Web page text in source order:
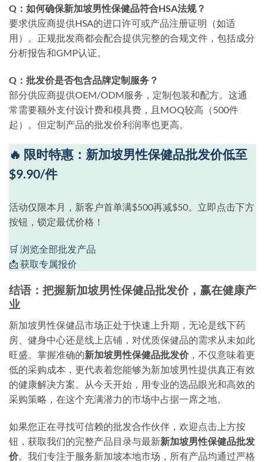
Q：如何确保新加坡男性保健品符合HSA法规？
要求供应商提供HSA的进口许可或产品注册证明（如适
用）。正规批发商都会配合提供完整的合规文件，包括成分
分析报告和GMP认证。
Q：批发价是否包含品牌定制服务？
部分供应商提供OEM/ODM服务，定制包装和配方。这通
常需要额外支付设计费和模具费，且MOQ较高（500件
起）。但定制产品的批发价利润率也更高。
🔥 限时特惠：新加坡男性保健品批发价低至
$9.90/件
活动仅限本月，新客户首单满$500再减$50。立即点击下方
按钮，锁定最优价格！
🛒 浏览全部批发产品
📩 获取专属报价
结语：把握新加坡男性保健品批发价，赢在健康产
业
新加坡男性保健品市场正处于快速上升期，无论是线下药
房、健身中心还是线上店铺，对优质保健品的需求从未如此
旺盛。掌握准确的新加坡男性保健品批发价，不仅意味着更
低的采购成本，更代表着您能够为新加坡男性提供真正有效
的健康解决方案。从今天开始，用专业的选品眼光和高效的
采购策略，在这个充满潜力的市场中占据一席之地。
如果您正在寻找可信赖的批发合作伙伴，欢迎点击上方按
钮，获取我们的完整产品目录与最新新加坡男性保健品批发
价。我们专注于服务新加坡本地市场，所有产品均通过严格